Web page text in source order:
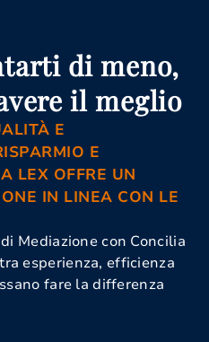
di meno,
il meglio
E
E
LEX OFFRE UN
IN LINEA CON LE
Mediazione con Concilia
esperienza, efficienza
fare la differenza